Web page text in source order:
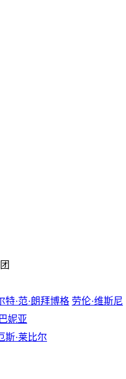
特·范·朗拜博格 劳伦·维斯尼
妮亚
斯·莱比尔